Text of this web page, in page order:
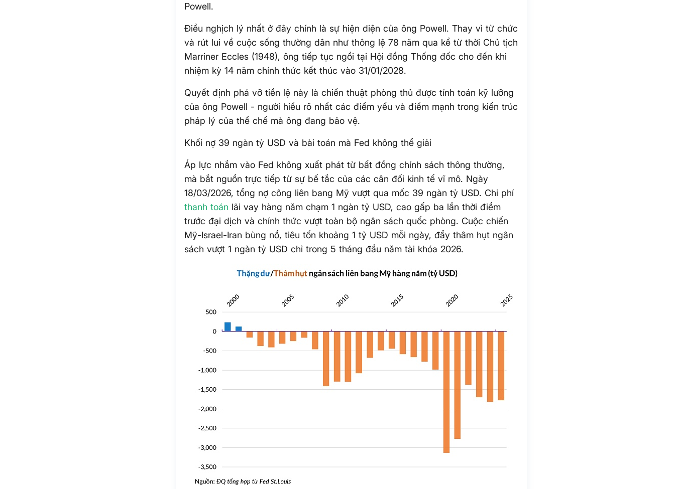
Powell.
Điều nghịch lý nhất ở đây chính là sự hiện diện của ông Powell. Thay vì từ chức
và rút lui về cuộc sống thường dân như thông lệ 78 năm qua kể từ thời Chủ tịch
Marriner Eccles (1948), ông tiếp tục ngồi tại Hội đồng Thống đốc cho đến khi
nhiệm kỳ 14 năm chính thức kết thúc vào 31/01/2028.
Quyết định phá vỡ tiền lệ này là chiến thuật phòng thủ được tính toán kỹ lưỡng
của ông Powell - người hiểu rõ nhất các điểm yếu và điểm mạnh trong kiến trúc
pháp lý của thể chế mà ông đang bảo vệ.
Khối nợ 39 ngàn tỷ USD và bài toán mà Fed không thể giải
Áp lực nhắm vào Fed không xuất phát từ bất đồng chính sách thông thường,
mà bắt nguồn trực tiếp từ sự bế tắc của các cân đối kinh tế vĩ mô. Ngày
18/03/2026, tổng nợ công liên bang Mỹ vượt qua mốc 39 ngàn tỷ USD. Chi phí
thanh toán lãi vay hàng năm chạm 1 ngàn tỷ USD, cao gấp ba lần thời điểm
trước đại dịch và chính thức vượt toàn bộ ngân sách quốc phòng. Cuộc chiến
Mỹ-Israel-Iran bùng nổ, tiêu tốn khoảng 1 tỷ USD mỗi ngày, đẩy thâm hụt ngân
sách vượt 1 ngàn tỷ USD chỉ trong 5 tháng đầu năm tài khóa 2026.